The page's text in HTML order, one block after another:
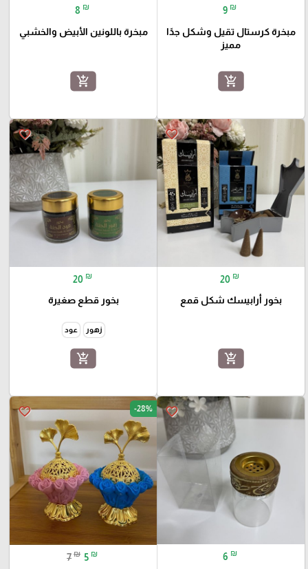
9 ₪
مبخرة كرستال تقيل وشكل جدًا
مميز
add_shopping_cart
8 ₪
مبخرة باللونين الأبيض والخشبي
add_shopping_cart
favorite_border
20 ₪
بخور أرابيسك شكل قمع
add_shopping_cart
favorite_border
20 ₪
بخور قطع صغيرة
زهور عود
add_shopping_cart
favorite_border
6 ₪
favorite_border -28%
7 ₪ 5 ₪